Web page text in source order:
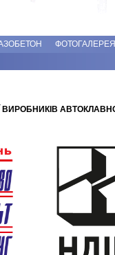
ФОТОГАЛЕРЕЯ
ВИРОБНИКІВ